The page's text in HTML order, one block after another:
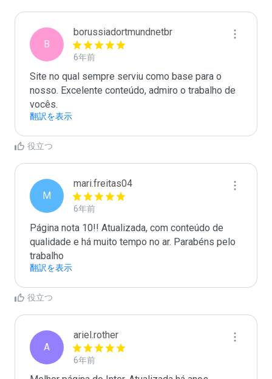
B
borussiadortmundnetbr
6年前
Site no qual sempre serviu como base para o
nosso. Excelente conteúdo, admiro o trabalho de
vocês.
翻訳を表示
役立つ
M
mari.freitas04
6年前
Página nota 10!! Atualizada, com conteúdo de
qualidade e há muito tempo no ar. Parabéns pelo
trabalho
翻訳を表示
役立つ
A
ariel.rother
6年前